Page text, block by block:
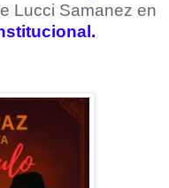
Lucci Samanez en